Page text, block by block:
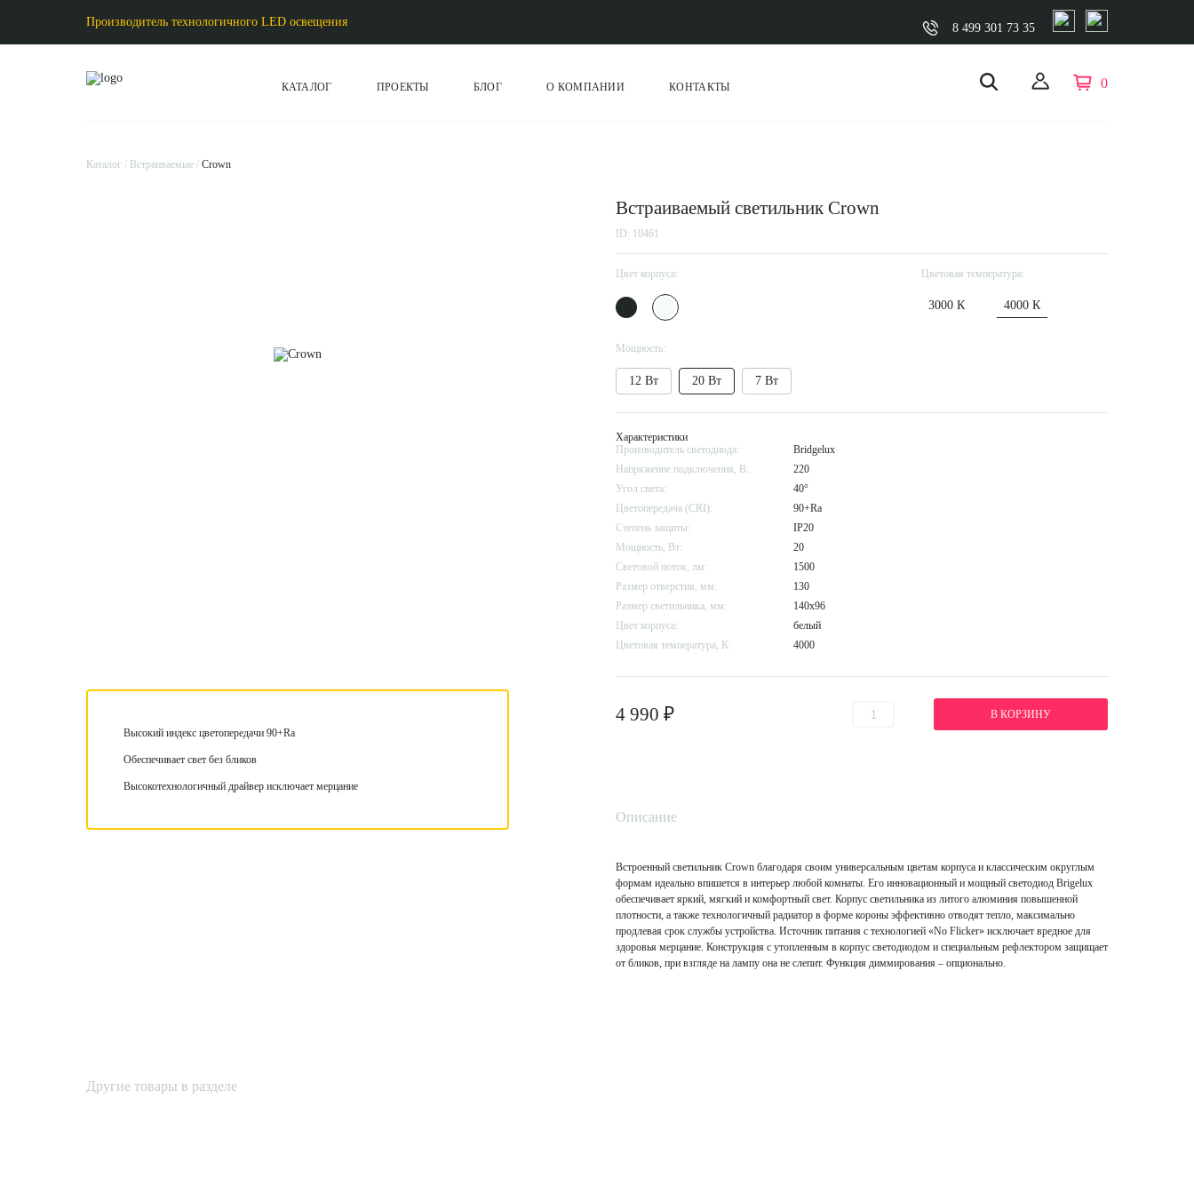
Производитель технологичного LED освещения 8 499 301 73 35
КАТАЛОГ ПРОЕКТЫ БЛОГ О КОМПАНИИ КОНТАКТЫ 0
Каталог Встраиваемые Crown
Высокий индекс цветопередачи 90+Ra
Обеспечивает свет без бликов
Высокотехнологичный драйвер исключает мерцание
Встраиваемый светильник Crown
ID: 10461
Цвет корпуса: Цветовая температура:
3000 К 4000 К
Мощность:
12 Вт 20 Вт 7 Вт
Характеристики
Производитель светодиода:
Bridgelux
Напряжение подключения, В:
220
Угол света:
40°
Цветопередача (CRI):
90+Ra
Степень защиты:
IP20
Мощность, Вт:
20
Световой поток, лм:
1500
Размер отверстия, мм:
130
Размер cветильника, мм:
140x96
Цвет корпуса:
белый
Цветовая температура, К:
4000
4 990 ₽ В КОРЗИНУ
Описание
Встроенный светильник Crown благодаря своим универсальным цветам корпуса и классическим округлым
формам идеально впишется в интерьер любой комнаты. Его инновационный и мощный светодиод Brigelux
обеспечивает яркий, мягкий и комфортный свет. Корпус светильника из литого алюминия повышенной
плотности, а также технологичный радиатор в форме короны эффективно отводят тепло, максимально
продлевая срок службы устройства. Источник питания с технологией «No Flicker» исключает вредное для
здоровья мерцание. Конструкция с утопленным в корпус светодиодом и специальным рефлектором защищает
от бликов, при взгляде на лампу она не слепит. Функция диммирования – опционально.
Другие товары в разделе